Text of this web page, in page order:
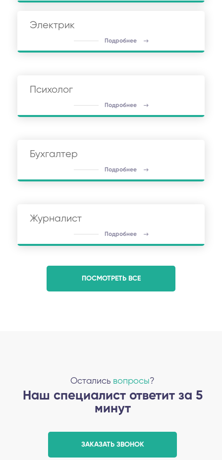
Электрик
Подробнее
Психолог
Подробнее
Бухгалтер
Подробнее
Журналист
Подробнее
ПОСМОТРЕТЬ ВСЕ
Остались вопросы?
Наш специалист ответит за 5
минут
ЗАКАЗАТЬ ЗВОНОК